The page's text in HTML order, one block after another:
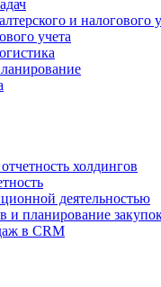
и налогового
учета
холдингов
деятельностью
и планирование
в CRM